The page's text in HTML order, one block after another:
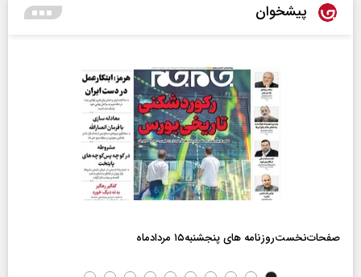
پیشخوان
صفحات‌نخست‌روزنامه ها‌ی پنجشنبه‌۱۵ مردادماه